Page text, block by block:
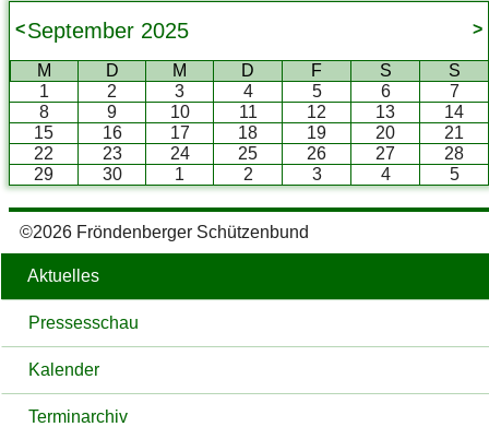
Aktuelles
Pressesschau
Kalender
Terminarchiv
September 2025
< >
M D M D F S
S
1
2 3 4 5 6
7
8
9 10 11 12 13
14
15
16 17 18 19 20
21
22
23 24 25 26 27
28
29
30 1 2 3 4 5
©2026 Fröndenberger Schützenbund